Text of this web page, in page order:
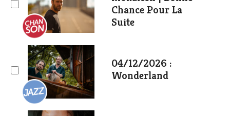
Chance Pour La
Suite
04/12/2026 :
Wonderland